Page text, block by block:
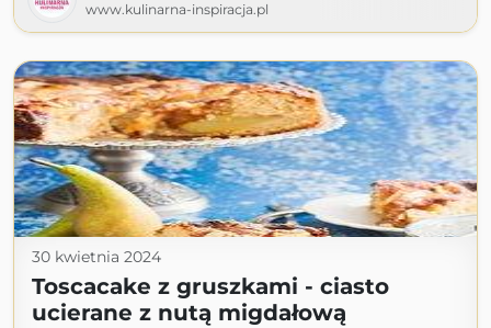
www.kulinarna-inspiracja.pl
30 kwietnia 2024
Toscacake z gruszkami - ciasto
ucierane z nutą migdałową